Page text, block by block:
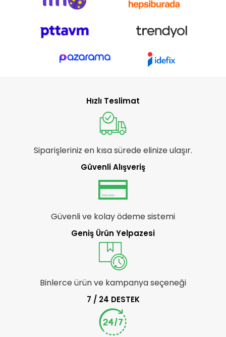
Hızlı Teslimat
Siparişleriniz en kısa sürede elinize ulaşır.
Güvenli Alışveriş
Güvenli ve kolay ödeme sistemi
Geniş Ürün Yelpazesi
Binlerce ürün ve kampanya seçeneği
7 / 24 DESTEK